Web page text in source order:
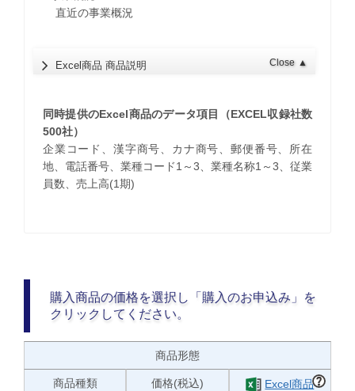
直近の事業概況
Excel商品 商品説明 Close ▲
同時提供のExcel商品のデータ項目（EXCEL収録社数
500社）
企業コード、漢字商号、カナ商号、郵便番号、所在
地、電話番号、業種コード1～3、業種名称1～3、従業
員数、売上高(1期)
購入商品の価格を選択し「購入のお申込み」を
クリックしてください。
商品形態
商品種類 価格(税込) Excel商品